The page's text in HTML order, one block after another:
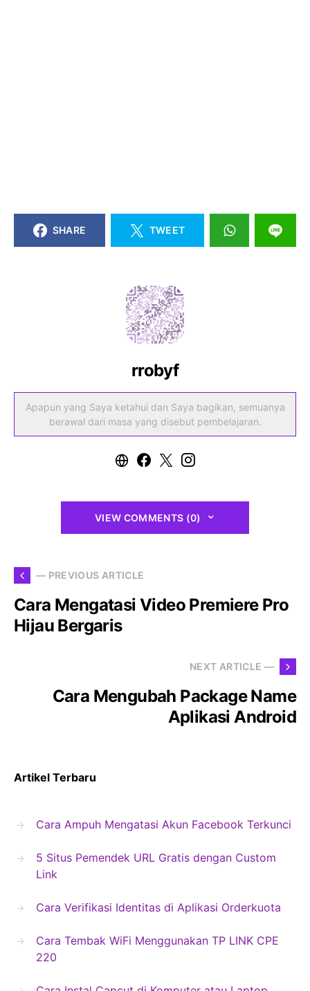
SHARE TWEET
rrobyf
Apapun yang Saya ketahui dan Saya bagikan, semuanya
berawal dari masa yang disebut pembelajaran.
VIEW COMMENTS (0)
— PREVIOUS ARTICLE
Cara Mengatasi Video Premiere Pro
Hijau Bergaris
NEXT ARTICLE —
Cara Mengubah Package Name
Aplikasi Android
Artikel Terbaru
Cara Ampuh Mengatasi Akun Facebook Terkunci
5 Situs Pemendek URL Gratis dengan Custom
Link
Cara Verifikasi Identitas di Aplikasi Orderkuota
Cara Tembak WiFi Menggunakan TP LINK CPE
220